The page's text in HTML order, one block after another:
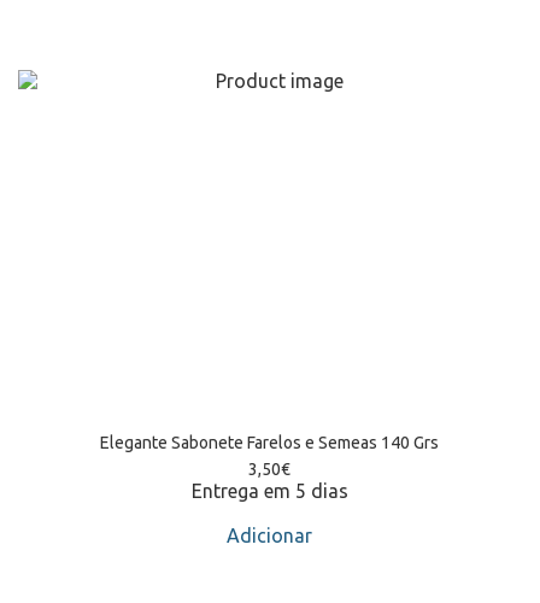
Elegante Sabonete Farelos e Semeas 140 Grs
3,50€
Entrega em 5 dias
Adicionar